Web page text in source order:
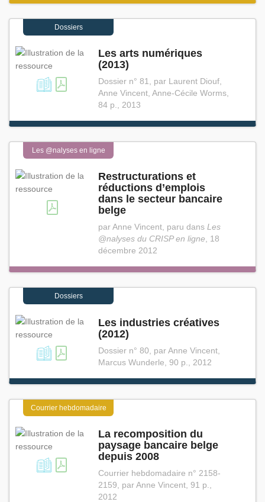
Dossiers
Les arts numériques
(2013)
Dossier n° 81, par Laurent Diouf,
Anne Vincent, Anne-Cécile Worms,
84 p., 2013
Les @nalyses en ligne
Restructurations et
réductions d’emplois
dans le secteur bancaire
belge
par Anne Vincent, paru dans Les
@nalyses du CRISP en ligne, 18
décembre 2012
Dossiers
Les industries créatives
(2012)
Dossier n° 80, par Anne Vincent,
Marcus Wunderle, 90 p., 2012
Courrier hebdomadaire
La recomposition du
paysage bancaire belge
depuis 2008
Courrier hebdomadaire n° 2158-
2159, par Anne Vincent, 91 p.,
2012